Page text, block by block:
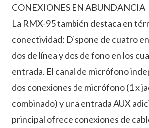
CONEXIONES EN ABUNDANCIA
La RMX-95 también destaca en
conectividad: Dispone de cuatro
dos de línea y dos de fono en los
entrada. El canal de micrófono
dos conexiones de micrófono (1 x
combinado) y una entrada AUX
principal ofrece conexiones de